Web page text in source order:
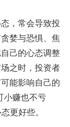
，常会导致投
婪与恐惧、焦
己的心态调整
之时，投资者
能影响自己的
小赚也不亏
更好些。